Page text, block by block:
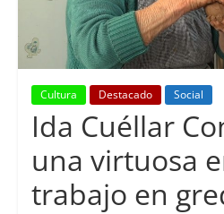
Cultura Destacado Social
Ida Cuéllar
una virtuosa
trabajo en